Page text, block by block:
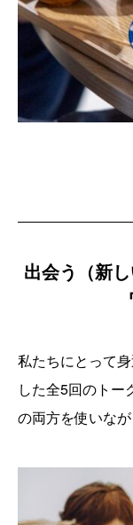
出会う（新
私たちにとって
した全5回のトー
の両方を使いな